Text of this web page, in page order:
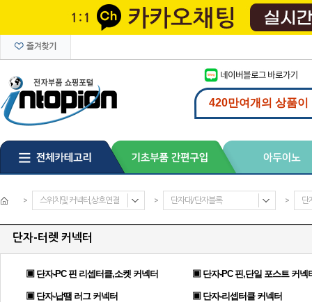
> 스위치및 커넥터,상호연결 > 단자대/단자블록 > 단
단자-터렛 커넥터
▣ 단자-PC 핀 리셉터클,소켓 커넥터 ▣ 단자-PC 핀,단일 포스트 커넥
▣ 단자-납땜 러그 커넥터 ▣ 단자-리셉터클 커넥터